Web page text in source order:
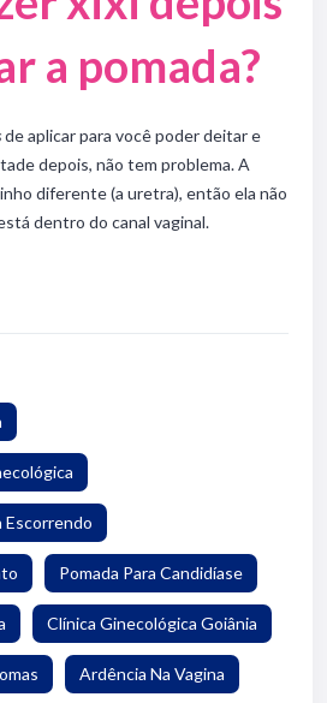
a pomada?
de aplicar para você poder deitar e
depois, não tem problema. A
diferente (a uretra), então ela não
dentro do canal vaginal.
Escorrendo
Pomada Para Candidíase
Clínica Ginecológica Goiânia
Ardência Na Vagina